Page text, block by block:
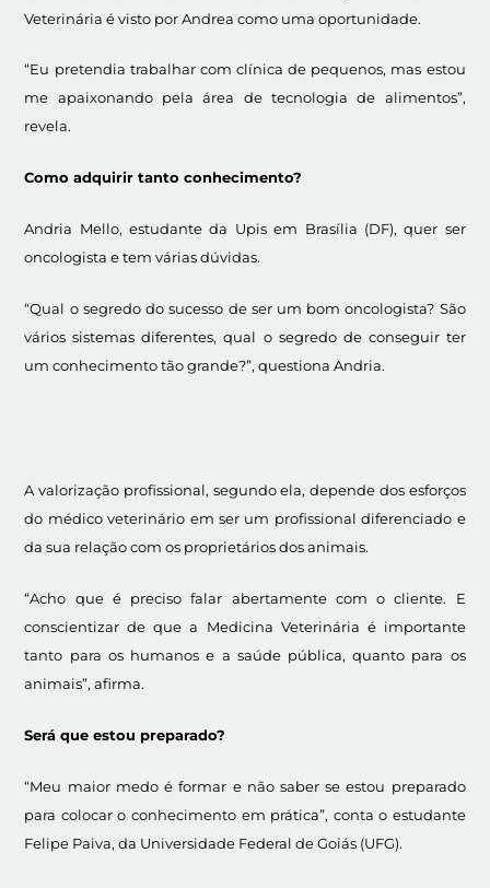
Veterinária é visto por Andrea como uma oportunidade.
“Eu pretendia trabalhar com clínica de pequenos, mas estou
me apaixonando pela área de tecnologia de alimentos”,
revela.
Como adquirir tanto conhecimento?
Andria Mello, estudante da Upis em Brasília (DF), quer ser
oncologista e tem várias dúvidas.
“Qual o segredo do sucesso de ser um bom oncologista? São
vários sistemas diferentes, qual o segredo de conseguir ter
um conhecimento tão grande?”, questiona Andria.
A valorização profissional, segundo ela, depende dos esforços
do médico veterinário em ser um profissional diferenciado e
da sua relação com os proprietários dos animais.
“Acho que é preciso falar abertamente com o cliente. E
conscientizar de que a Medicina Veterinária é importante
tanto para os humanos e a saúde pública, quanto para os
animais”, afirma.
Será que estou preparado?
“Meu maior medo é formar e não saber se estou preparado
para colocar o conhecimento em prática”, conta o estudante
Felipe Paiva, da Universidade Federal de Goiás (UFG).